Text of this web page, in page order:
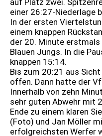
auf Platz zwei.
einer 26:27-Niederlage
In der ersten
einem knappen
der 20. Minute
Blauen Jungs. In die
knappen 15:14.
Bis zum 20:21 aus
offen. Dann hatte der
Innerhalb von zehn
sehr guten Abwehr mit
Ende zu einem klaren
(Foto) und Jan Möller
erfolgreichsten Werfer